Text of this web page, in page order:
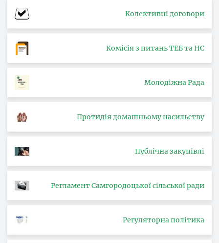
Колективні договори
Комісія з питань ТЕБ та НС
Молодіжна Рада
Протидія домашньому насильству
Публічна закупівлі
Регламент Самгородоцької сільської ради
Регуляторна політика